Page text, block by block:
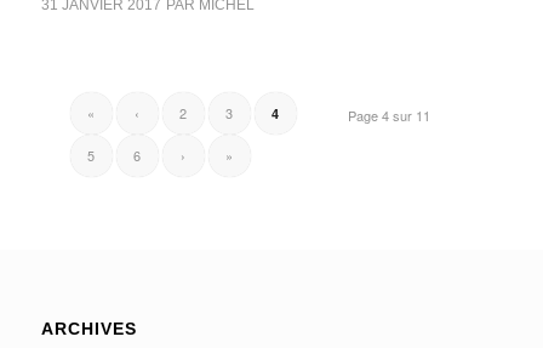
31 JANVIER 2017 PAR MICHEL
Page 4 sur 11
« ‹ 2 3 4
5 6 › »
ARCHIVES